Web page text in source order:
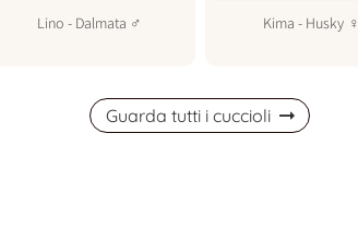
Lino - Dalmata ♂ Kima - Husky ♀
Guarda tutti i cuccioli